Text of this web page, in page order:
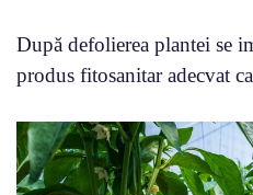
După defolierea plantei se
produs fitosanitar adecvat